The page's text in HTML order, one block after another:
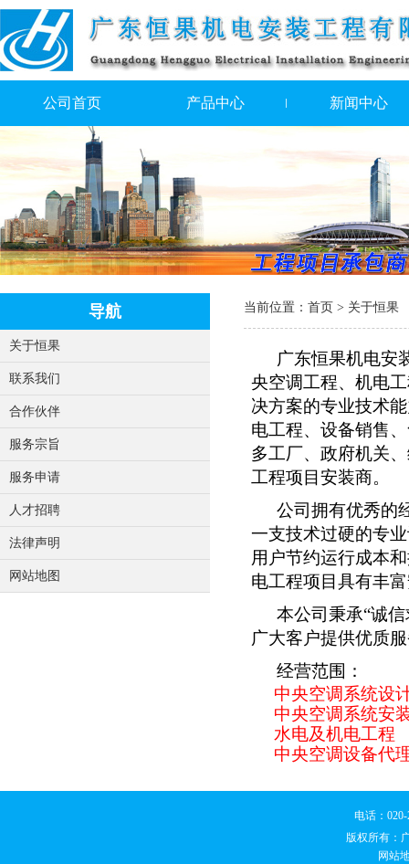
公司首页 产品中心 新闻中心
导航
关于恒果
联系我们
合作伙伴
服务宗旨
服务申请
人才招聘
法律声明
网站地图
当前位置： 首页 > 关于恒果
广东恒果机电安
央空调工程、机电
决方案的专业技术
电工程、设备销售
多工厂、政府机关
工程项目安装商。
公司拥有优秀的
一支技术过硬的专
用户节约运行成本
电工程项目具有丰
本公司秉承“诚
广大客户提供优质
经营范围：
中央空调系统设
中央空调系统安
水电及机电工程
中央空调设备代
电话：
版权所有：
网站